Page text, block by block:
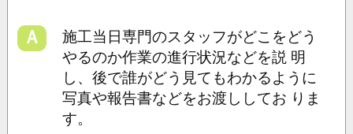
Ａ
施工当日専門のスタッフがどこをどう
やるのか作業の進行状況などを説 明
し、後で誰がどう見てもわかるように
写真や報告書などをお渡ししてお りま
す。